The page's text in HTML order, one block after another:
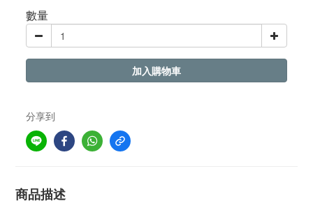
數量
加入購物車
分享到
商品描述